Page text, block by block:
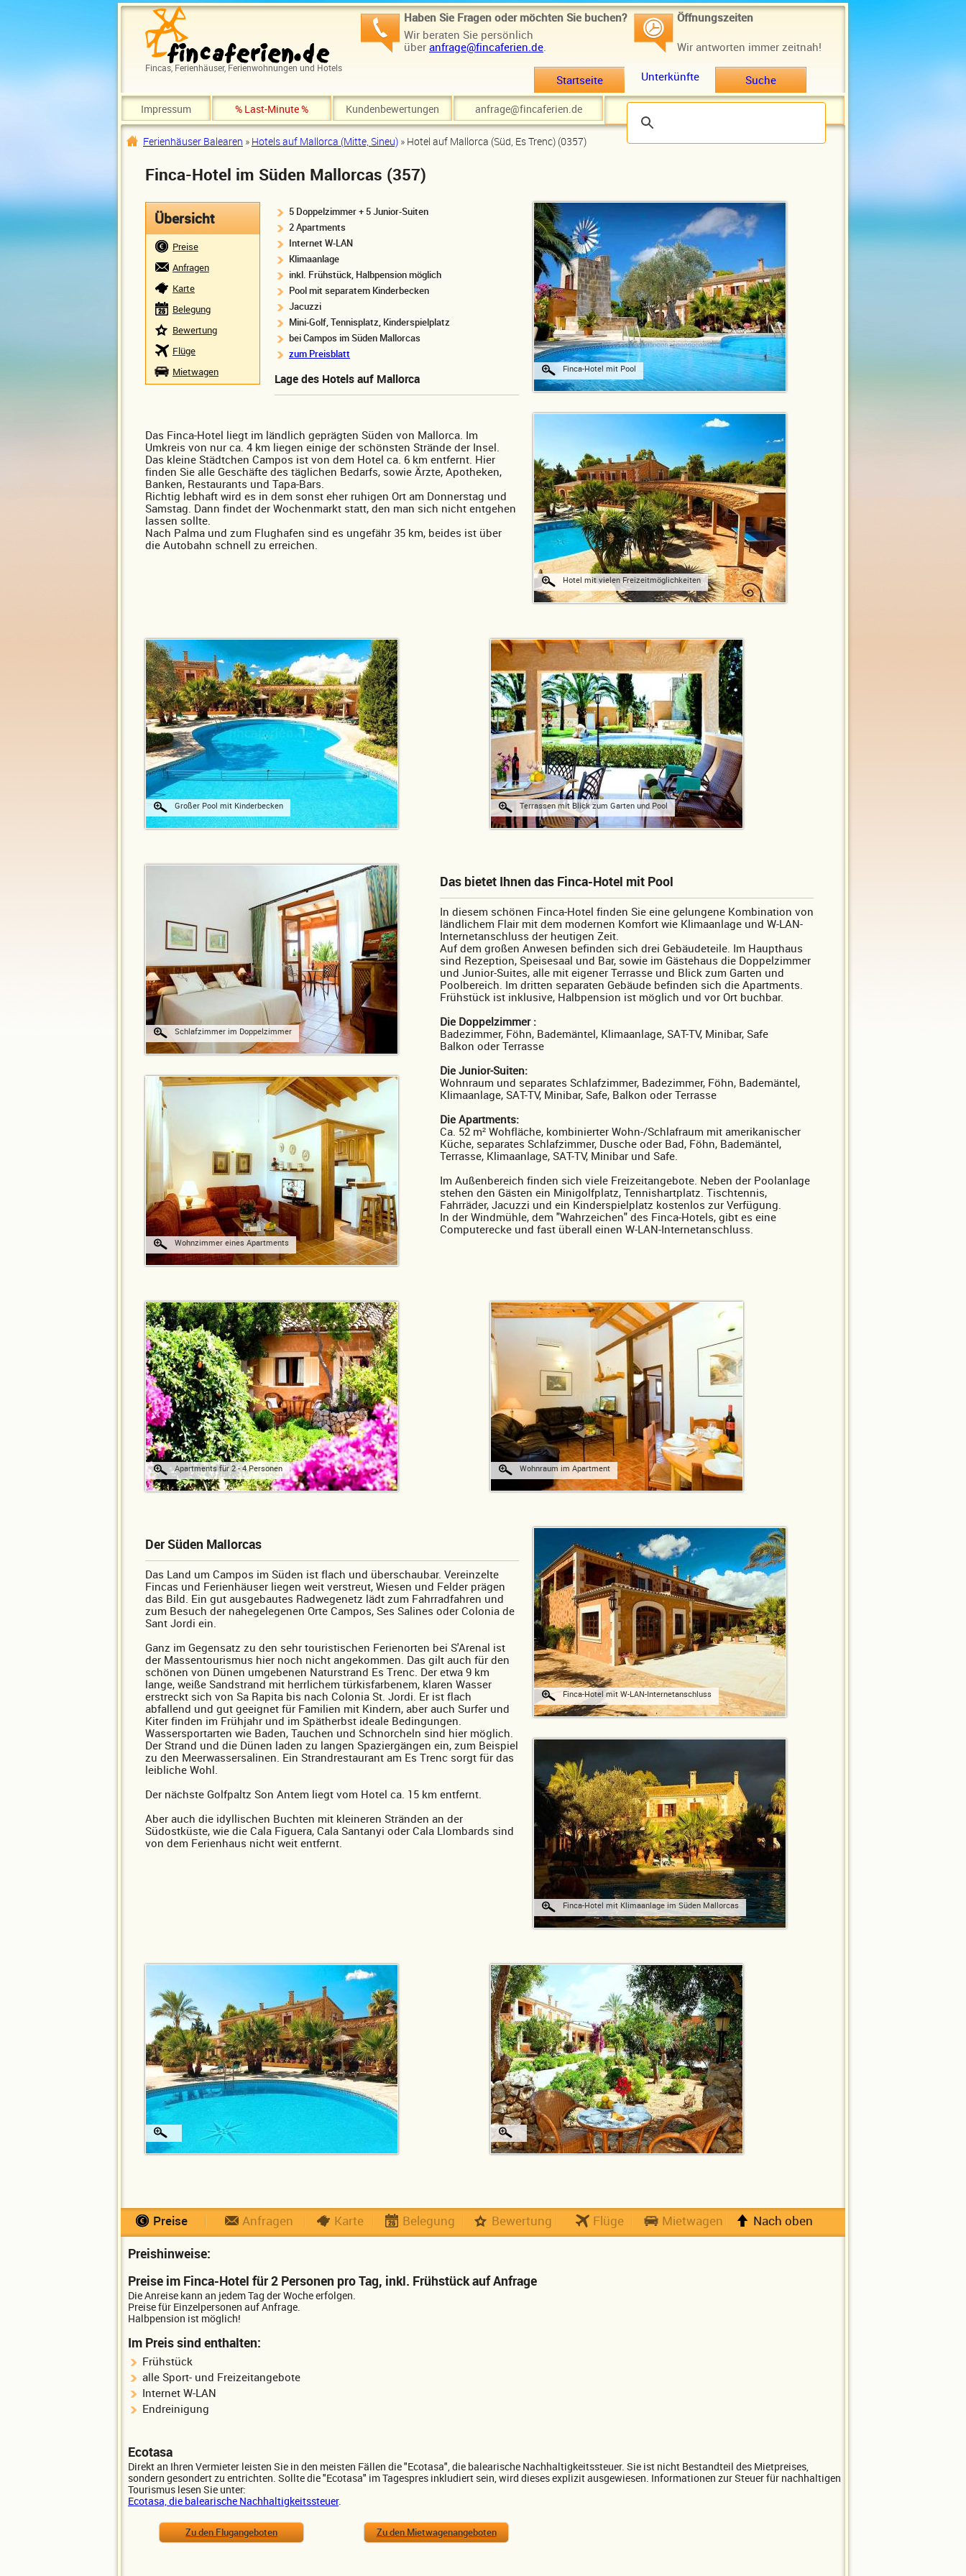
Haben Sie Fragen oder möchten Sie buchen?
Wir beraten Sie persönlich
über anfrage@fincaferien.de.
Öffnungszeiten
Wir antworten immer zeitnah!
Fincas, Ferienhäuser, Ferienwohnungen und Hotels
Startseite Unterkünfte Suche
Impressum % Last-Minute % Kundenbewertungen anfrage@fincaferien.de
Sie sind hier
Ferienhäuser Balearen » Hotels auf Mallorca (Mitte, Sineu) » Hotel auf Mallorca (Süd, Es Trenc) (0357)
Finca-Hotel im Süden Mallorcas (357)
Übersicht
Preise
Anfragen
Karte
Belegung
Bewertung
Flüge
Mietwagen
5 Doppelzimmer + 5 Junior-Suiten
2 Apartments
Internet W-LAN
Klimaanlage
inkl. Frühstück, Halbpension möglich
Pool mit separatem Kinderbecken
Jacuzzi
Mini-Golf, Tennisplatz, Kinderspielplatz
bei Campos im Süden Mallorcas
zum Preisblatt
Lage des Hotels auf Mallorca
Das Finca-Hotel liegt im ländlich geprägten Süden von Mallorca. Im
Umkreis von nur ca. 4 km liegen einige der schönsten Strände der Insel.
Das kleine Städtchen Campos ist von dem Hotel ca. 6 km entfernt. Hier
finden Sie alle Geschäfte des täglichen Bedarfs, sowie Ärzte, Apotheken,
Banken, Restaurants und Tapa-Bars.
Richtig lebhaft wird es in dem sonst eher ruhigen Ort am Donnerstag und
Samstag. Dann findet der Wochenmarkt statt, den man sich nicht entgehen
lassen sollte.
Nach Palma und zum Flughafen sind es ungefähr 35 km, beides ist über
die Autobahn schnell zu erreichen.
Finca-Hotel mit Pool
Hotel mit vielen Freizeitmöglichkeiten
Großer Pool mit Kinderbecken Terrassen mit Blick zum Garten und Pool
Schlafzimmer im Doppelzimmer
Wohnzimmer eines Apartments
Das bietet Ihnen das Finca-Hotel mit Pool
In diesem schönen Finca-Hotel finden Sie eine gelungene Kombination von
ländlichem Flair mit dem modernen Komfort wie Klimaanlage und W-LAN-
Internetanschluss der heutigen Zeit.
Auf dem großen Anwesen befinden sich drei Gebäudeteile. Im Haupthaus
sind Rezeption, Speisesaal und Bar, sowie im Gästehaus die Doppelzimmer
und Junior-Suites, alle mit eigener Terrasse und Blick zum Garten und
Poolbereich. Im dritten separaten Gebäude befinden sich die Apartments.
Frühstück ist inklusive, Halbpension ist möglich und vor Ort buchbar.
Die Doppelzimmer :
Badezimmer, Föhn, Bademäntel, Klimaanlage, SAT-TV, Minibar, Safe
Balkon oder Terrasse
Die Junior-Suiten:
Wohnraum und separates Schlafzimmer, Badezimmer, Föhn, Bademäntel,
Klimaanlage, SAT-TV, Minibar, Safe, Balkon oder Terrasse
Die Apartments:
Ca. 52 m² Wohfläche, kombinierter Wohn-/Schlafraum mit amerikanischer
Küche, separates Schlafzimmer, Dusche oder Bad, Föhn, Bademäntel,
Terrasse, Klimaanlage, SAT-TV, Minibar und Safe.
Im Außenbereich finden sich viele Freizeitangebote. Neben der Poolanlage
stehen den Gästen ein Minigolfplatz, Tennishartplatz. Tischtennis,
Fahrräder, Jacuzzi und ein Kinderspielplatz kostenlos zur Verfügung.
In der Windmühle, dem "Wahrzeichen" des Finca-Hotels, gibt es eine
Computerecke und fast überall einen W-LAN-Internetanschluss.
Apartments für 2 - 4 Personen Wohnraum im Apartment
Der Süden Mallorcas
Das Land um Campos im Süden ist flach und überschaubar. Vereinzelte
Fincas und Ferienhäuser liegen weit verstreut, Wiesen und Felder prägen
das Bild. Ein gut ausgebautes Radwegenetz lädt zum Fahrradfahren und
zum Besuch der nahegelegenen Orte Campos, Ses Salines oder Colonia de
Sant Jordi ein.
Ganz im Gegensatz zu den sehr touristischen Ferienorten bei S'Arenal ist
der Massentourismus hier noch nicht angekommen. Das gilt auch für den
schönen von Dünen umgebenen Naturstrand Es Trenc. Der etwa 9 km
lange, weiße Sandstrand mit herrlichem türkisfarbenem, klaren Wasser
erstreckt sich von Sa Rapita bis nach Colonia St. Jordi. Er ist flach
abfallend und gut geeignet für Familien mit Kindern, aber auch Surfer und
Kiter finden im Frühjahr und im Spätherbst ideale Bedingungen.
Wassersportarten wie Baden, Tauchen und Schnorcheln sind hier möglich.
Der Strand und die Dünen laden zu langen Spaziergängen ein, zum Beispiel
zu den Meerwassersalinen. Ein Strandrestaurant am Es Trenc sorgt für das
leibliche Wohl.
Der nächste Golfpaltz Son Antem liegt vom Hotel ca. 15 km entfernt.
Aber auch die idyllischen Buchten mit kleineren Stränden an der
Südostküste, wie die Cala Figuera, Cala Santanyi oder Cala Llombards sind
von dem Ferienhaus nicht weit entfernt.
Finca-Hotel mit W-LAN-Internetanschluss
Finca-Hotel mit Klimaanlage im Süden Mallorcas
Preise Anfragen Karte Belegung Bewertung Flüge Mietwagen Nach oben
Preishinweise:
Preise im Finca-Hotel für 2 Personen pro Tag, inkl. Frühstück auf Anfrage
Die Anreise kann an jedem Tag der Woche erfolgen.
Preise für Einzelpersonen auf Anfrage.
Halbpension ist möglich!
Im Preis sind enthalten:
Frühstück
alle Sport- und Freizeitangebote
Internet W-LAN
Endreinigung
Ecotasa
Direkt an Ihren Vermieter leisten Sie in den meisten Fällen die "Ecotasa", die balearische Nachhaltigkeitssteuer. Sie ist nicht Bestandteil des Mietpreises,
sondern gesondert zu entrichten. Sollte die "Ecotasa" im Tagespres inkludiert sein, wird dieses explizit ausgewiesen. Informationen zur Steuer für nachhaltigen
Tourismus lesen Sie unter:
Ecotasa, die balearische Nachhaltigkeitssteuer.
Zu den Flugangeboten Zu den Mietwagenangeboten